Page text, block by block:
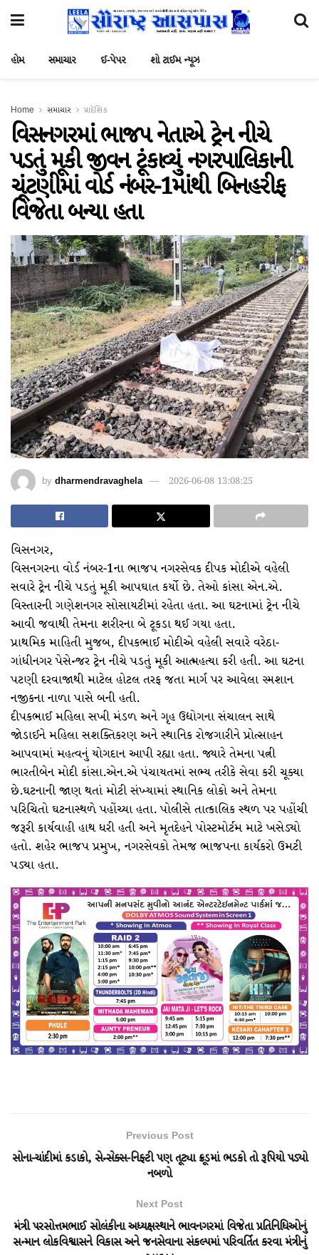
હોમ સમાચાર ઈ-પેપર શો ટાઈમ ન્યૂઝ
Home સમાચાર પ્રાદેશિક
વિસનગરમાં ભાજપ નેતાએ ટ્રેન નીચે
પડતું મૂકી જીવન ટૂંકાવ્યું નગરપાલિકાની
ચૂંટણીમાં વોર્ડ નંબર-1માંથી બિનહરીફ
વિજેતા બન્યા હતા
by dharmendravaghela 2026-06-08 13:08:25
વિસનગર,
વિસનગરના વોર્ડ નંબર-1ના ભાજપ નગરસેવક દીપક મોદીએ વહેલી
સવારે ટ્રેન નીચે પડતું મૂકી આપઘાત કર્યો છે. તેઓ કાંસા એન.એ.
વિસ્તારની ગણેશનગર સોસાયટીમાં રહેતા હતા. આ ઘટનામાં ટ્રેન નીચે
આવી જવાથી તેમના શરીરના બે ટૂકડા થઈ ગયા હતા.
પ્રાથમિક માહિતી મુજબ, દીપકભાઈ મોદીએ વહેલી સવારે વરેઠા-
ગાંધીનગર પેસેન્જર ટ્રેન નીચે પડતું મૂકી આત્મહત્યા કરી હતી. આ ઘટના
પટણી દરવાજાથી માટેલ હોટલ તરફ જતા માર્ગ પર આવેલા સ્મશાન
નજીકના નાળા પાસે બની હતી.
દીપકભાઈ મહિલા સખી મંડળ અને ગૃહ ઉદ્યોગના સંચાલન સાથે
જોડાઈને મહિલા સશક્તિકરણ અને સ્થાનિક રોજગારીને પ્રોત્સાહન
આપવામાં મહત્વનું યોગદાન આપી રહ્યા હતા. જ્યારે તેમના પત્ની
ભારતીબેન મોદી કાંસા.એન.એ પંચાયતમાં સભ્ય તરીકે સેવા કરી ચૂક્યા
છે.ઘટનાની જાણ થતાં મોટી સંખ્યામાં સ્થાનિક લોકો અને તેમના
પરિચિતો ઘટનાસ્થળે પહોંચ્યા હતા. પોલીસે તાત્કાલિક સ્થળ પર પહોંચી
જરૂરી કાર્યવાહી હાથ ધરી હતી અને મૃતદેહને પોસ્ટમોર્ટમ માટે ખસેડ્યો
હતો. શહેર ભાજપ પ્રમુખ, નગરસેવકો તેમજ ભાજપના કાર્યકરો ઉમટી
પડ્યા હતા.
Previous Post
સોના-ચાંદીમાં કડાકો, સેન્સેક્સ-નિફ્ટી પણ તૂટ્યા ક્રૂડમાં ભડકો તો રૂપિયો પડ્યો
નબળો
Next Post
મંત્રી પરસોત્તમભાઈ સોલંકીના અધ્યક્ષસ્થાને ભાવનગરમાં વિજેતા પ્રતિનિધિઓનું
સન્માન લોકવિશ્વાસને વિકાસ અને જનસેવાના સંકલ્પમાં પરિવર્તિત કરવા મંત્રીનું